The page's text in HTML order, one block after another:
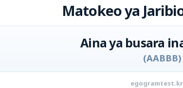
Matokeo ya
Aina ya busara
(AABBB)